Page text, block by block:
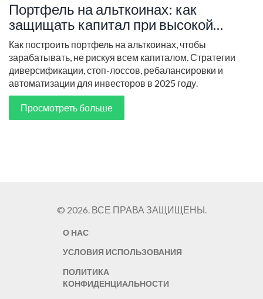
Портфель на альткоинах: как
защищать капитал при высокой
волатильности
Как построить портфель на альткоинах, чтобы
зарабатывать, не рискуя всем капиталом. Стратегии
диверсификации, стоп-лоссов, ребалансировки и
автоматизации для инвесторов в 2025 году.
Просмотреть больше
© 2026. ВСЕ ПРАВА ЗАЩИЩЕНЫ.
О НАС
УСЛОВИЯ ИСПОЛЬЗОВАНИЯ
ПОЛИТИКА
КОНФИДЕНЦИАЛЬНОСТИ